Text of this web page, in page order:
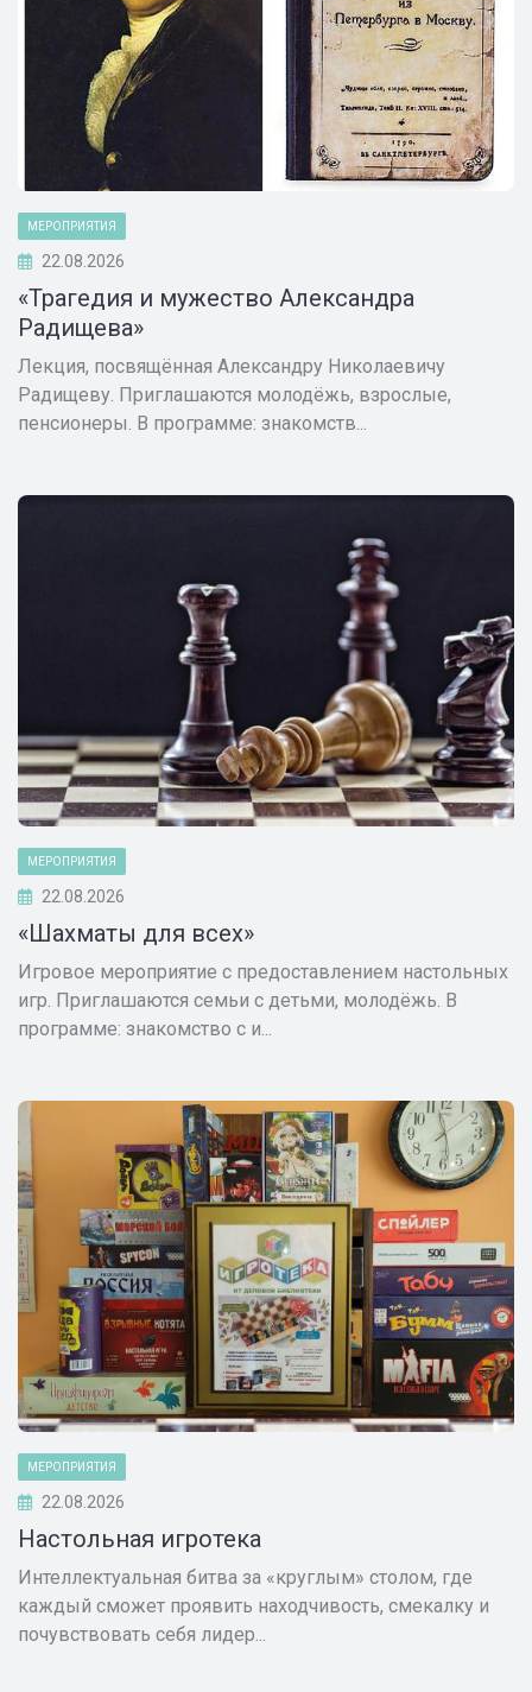
МЕРОПРИЯТИЯ
22.08.2026
«Трагедия и мужество Александра
Радищева»
Лекция, посвящённая Александру Николаевичу
Радищеву. Приглашаются молодёжь, взрослые,
пенсионеры. В программе: знакомств...
МЕРОПРИЯТИЯ
22.08.2026
«Шахматы для всех»
Игровое мероприятие с предоставлением настольных
игр. Приглашаются семьи с детьми, молодёжь. В
программе: знакомство с и...
МЕРОПРИЯТИЯ
22.08.2026
Настольная игротека
Интеллектуальная битва за «круглым» столом, где
каждый сможет проявить находчивость, смекалку и
почувствовать себя лидер...